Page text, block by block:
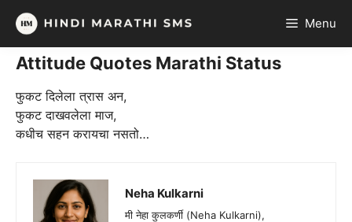
Skip
content
Menu
Attitude Quotes Marathi Status
फुकट दिलेला त्रास अन,
फुकट दाखवलेला माज,
कधीच सहन करायचा नसतो…
Neha Kulkarni
मी नेहा कुलकर्णी (Neha Kulkarni),